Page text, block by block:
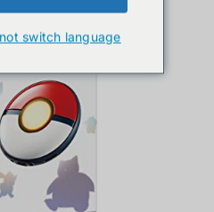
switch language